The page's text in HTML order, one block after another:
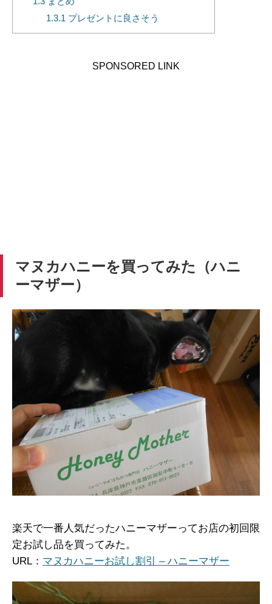
1.3.1 プレゼントに良さそう
SPONSORED LINK
マヌカハニーを買ってみた（ハニ
ーマザー）
楽天で一番人気だったハニーマザーってお店の初回限
定お試し品を買ってみた。
URL： マヌカハニーお試し割引 – ハニーマザー